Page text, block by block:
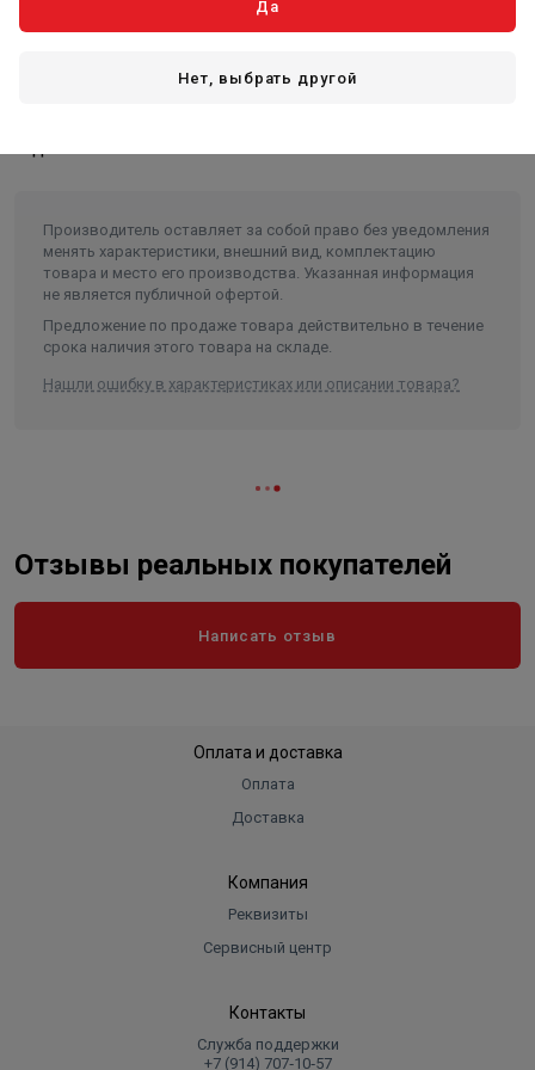
обеспечивает удобство эксплуатации.
Циркуляционный насос не входит в комплект поставки
Производитель оставляет за собой право без уведомления
менять характеристики, внешний вид, комплектацию
товара и место его производства. Указанная информация
не является публичной офертой.
Предложение по продаже товара действительно в течение
срока наличия этого товара на складе.
Нашли ошибку в характеристиках или описании товара?
Отзывы реальных покупателей
Написать отзыв
Оплата и доставка
Оплата
Доставка
Компания
Реквизиты
Сервисный центр
Контакты
Служба поддержки
+7 (914) 707‑10‑57
Да
Нет, выбрать другой